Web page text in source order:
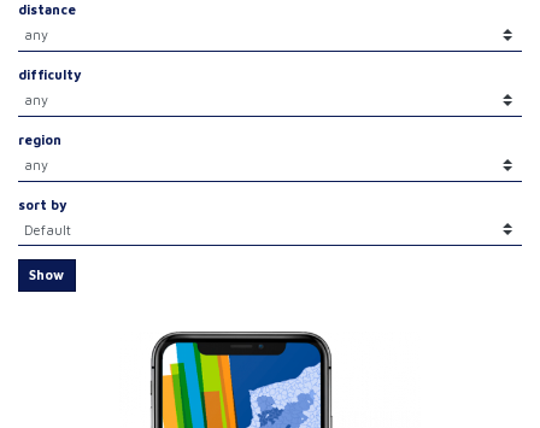
distance
difficulty
region
sort by
Show